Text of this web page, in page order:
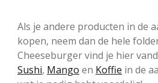
Als je andere producten in de
kopen, neem dan de hele
Cheeseburger vind je hier
Sushi, Mango en Koffie in de